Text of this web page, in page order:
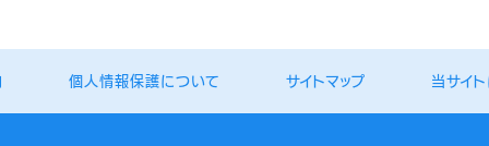
個人情報保護について サイトマップ 当サイ